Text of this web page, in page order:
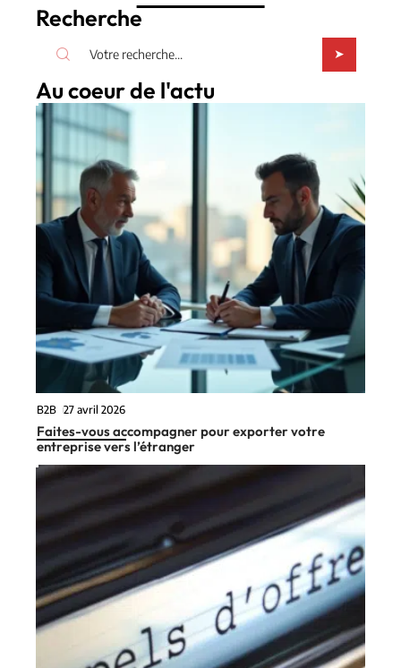
Recherche
Au coeur de l'actu
B2B 27 avril 2026
Faites-vous accompagner pour exporter votre
entreprise vers l’étranger